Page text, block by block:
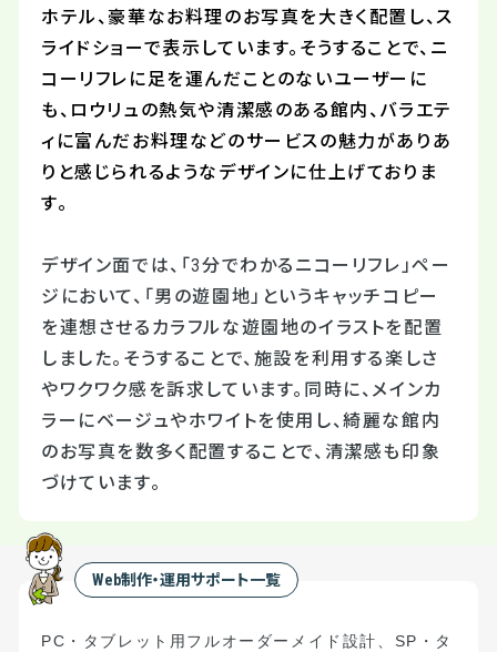
ホテル、豪華なお料理のお写真を大きく配置し、ス
ライドショーで表示しています。そうすることで、ニ
コーリフレに足を運んだことのないユーザーに
も、ロウリュの熱気や清潔感のある館内、バラエテ
ィに富んだお料理などのサービスの魅力がありあ
りと感じられるようなデザインに仕上げておりま
す。
デザイン面では、「3分でわかるニコーリフレ」ペー
ジにおいて、「男の遊園地」というキャッチコピー
を連想させるカラフルな遊園地のイラストを配置
しました。そうすることで、施設を利用する楽しさ
やワクワク感を訴求しています。同時に、メインカ
ラーにベージュやホワイトを使用し、綺麗な館内
のお写真を数多く配置することで、清潔感も印象
づけています。
Web制作・運用サポート一覧
PC ・タブレット用フルオーダーメイド設計 SP ・タ